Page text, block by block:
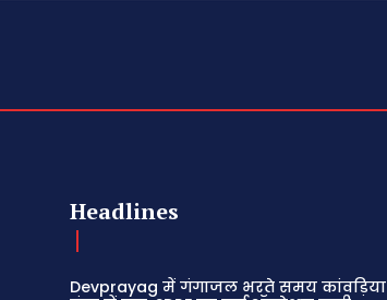
Headlines
Devprayag में गंगाजल भरते समय कांवड़िया